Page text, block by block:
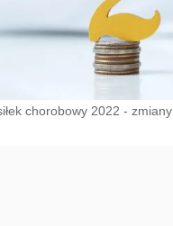
chorobowy 2022 - zmiany